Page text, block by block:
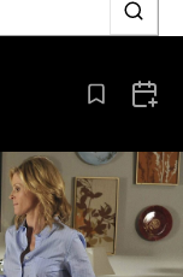
Aus den